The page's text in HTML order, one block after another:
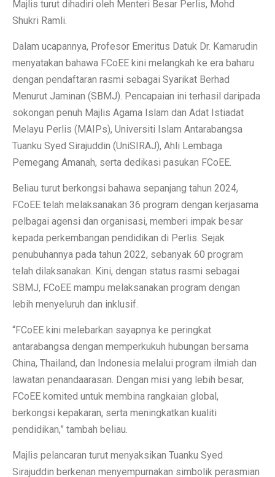
Majlis turut dihadiri oleh Menteri Besar Perlis, Mohd
Shukri Ramli.
Dalam ucapannya, Profesor Emeritus Datuk Dr. Kamarudin
menyatakan bahawa FCoEE kini melangkah ke era baharu
dengan pendaftaran rasmi sebagai Syarikat Berhad
Menurut Jaminan (SBMJ). Pencapaian ini terhasil daripada
sokongan penuh Majlis Agama Islam dan Adat Istiadat
Melayu Perlis (MAIPs), Universiti Islam Antarabangsa
Tuanku Syed Sirajuddin (UniSIRAJ), Ahli Lembaga
Pemegang Amanah, serta dedikasi pasukan FCoEE.
Beliau turut berkongsi bahawa sepanjang tahun 2024,
FCoEE telah melaksanakan 36 program dengan kerjasama
pelbagai agensi dan organisasi, memberi impak besar
kepada perkembangan pendidikan di Perlis. Sejak
penubuhannya pada tahun 2022, sebanyak 60 program
telah dilaksanakan. Kini, dengan status rasmi sebagai
SBMJ, FCoEE mampu melaksanakan program dengan
lebih menyeluruh dan inklusif.
“FCoEE kini melebarkan sayapnya ke peringkat
antarabangsa dengan memperkukuh hubungan bersama
China, Thailand, dan Indonesia melalui program ilmiah dan
lawatan penandaarasan. Dengan misi yang lebih besar,
FCoEE komited untuk membina rangkaian global,
berkongsi kepakaran, serta meningkatkan kualiti
pendidikan,” tambah beliau.
Majlis pelancaran turut menyaksikan Tuanku Syed
Sirajuddin berkenan menyempurnakan simbolik perasmian